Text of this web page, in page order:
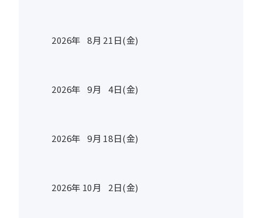
2026年 8月 21日(金)
2026年 9月 4日(金)
2026年 9月 18日(金)
2026年 10月 2日(金)